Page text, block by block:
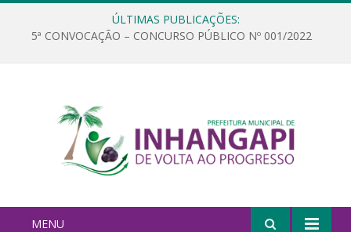
ÚLTIMAS PUBLICAÇÕES:
5ª CONVOCAÇÃO – CONCURSO PÚBLICO Nº 001/2022
MENU